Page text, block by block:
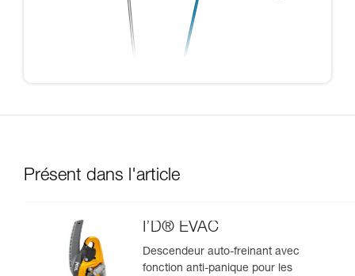
Présent dans l'article
I’D® EVAC
Descendeur auto-freinant avec
fonction anti-panique pour les